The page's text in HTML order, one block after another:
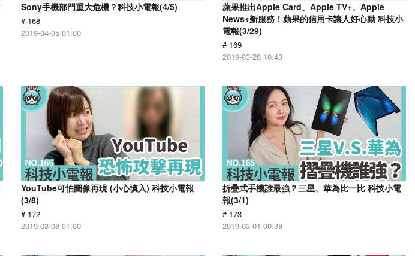
Sony手機部門重大危機？科技小電報(4/5)
# 168
2019-04-05 01:00
蘋果推出Apple Card、Apple TV+、Apple
News+新服務！蘋果的信用卡讓人好心動 科技小
電報(3/29)
# 169
2019-03-28 10:40
YouTube可怕圖像再現 (小心慎入) 科技小電報
(3/8)
# 172
2019-03-08 01:00
折疊式手機誰最強？三星、華為比一比 科技小電
報(3/1)
# 173
2019-03-01 00:38